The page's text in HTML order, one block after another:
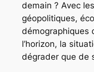
demain ? Avec
géopolitiques,
démographiques
l’horizon, la
dégrader que de